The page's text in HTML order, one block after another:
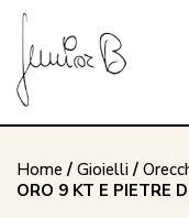
Home / Gioielli/
ORO 9 KT E PIETRE